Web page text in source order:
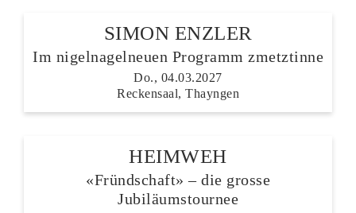
SIMON ENZLER
Im nigelnagelneuen Programm zmetztinne
Do., 04.03.2027
Reckensaal, Thayngen
HEIMWEH
«Fründschaft» – die grosse
Jubiläumstournee